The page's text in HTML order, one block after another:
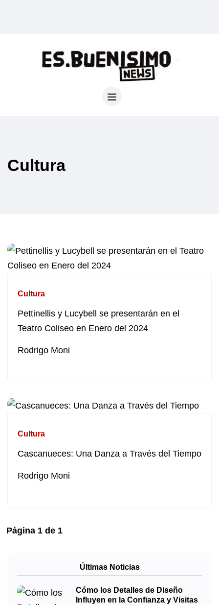
Cultura
Cultura
Pettinellis y Lucybell se presentarán en el
Teatro Coliseo en Enero del 2024
Rodrigo Moni
Cultura
Cascanueces: Una Danza a Través del Tiempo
Rodrigo Moni
Página 1 de 1
Últimas Noticias
Cómo los Detalles de Diseño
Influyen en la Confianza y Visitas